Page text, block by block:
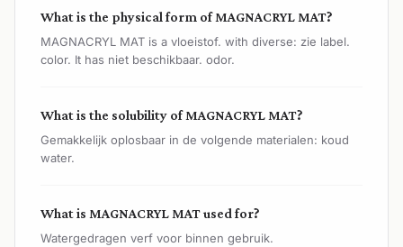
What is the physical form of MAGNACRYL MAT?
MAGNACRYL MAT is a vloeistof. with diverse: zie label.
color. It has niet beschikbaar. odor.
What is the solubility of MAGNACRYL MAT?
Gemakkelijk oplosbaar in de volgende materialen: koud
water.
What is MAGNACRYL MAT used for?
Watergedragen verf voor binnen gebruik.